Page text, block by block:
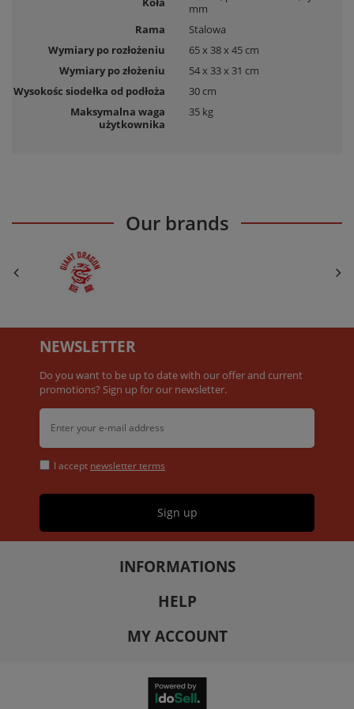
mm
Rama
Stalowa
Wymiary po rozłożeniu
65 x 38 x 45 cm
Wymiary po złożeniu
54 x 33 x 31 cm
Wysokośc siodełka od podłoża
30 cm
Maksymalna waga
użytkownika
35 kg
Our brands
INFORMATIONS
HELP
MY ACCOUNT
NEWSLETTER
Do you want to be up to date with our offer and current
promotions? Sign up for our newsletter.
I accept newsletter terms
Sign up